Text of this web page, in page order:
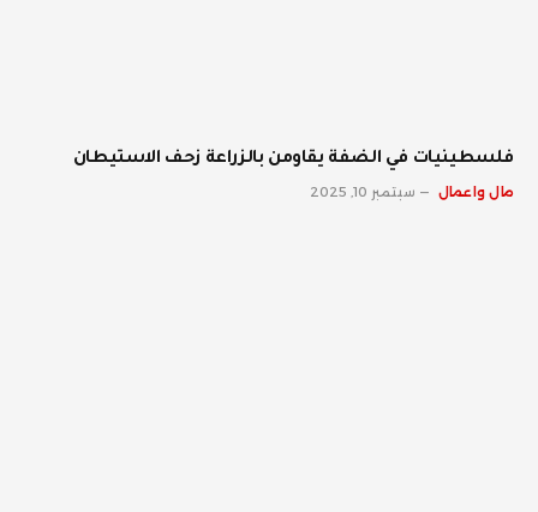
فلسطينيات في الضفة يقاومن بالزراعة زحف الاستيطان
مال واعمال سبتمبر 10, 2025